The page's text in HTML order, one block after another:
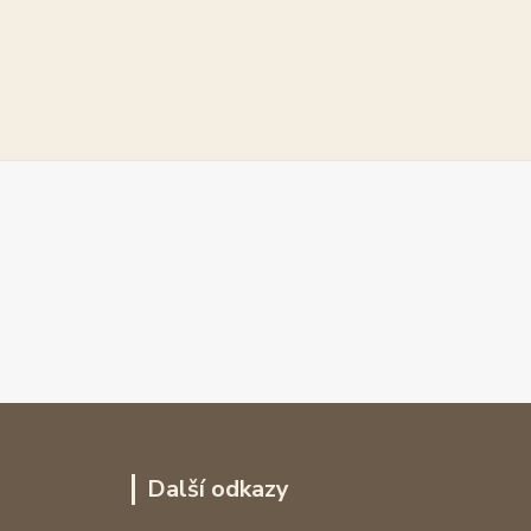
Další odkazy